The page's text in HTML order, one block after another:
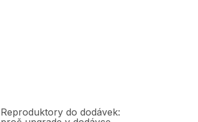
Reproduktory do dodávek: